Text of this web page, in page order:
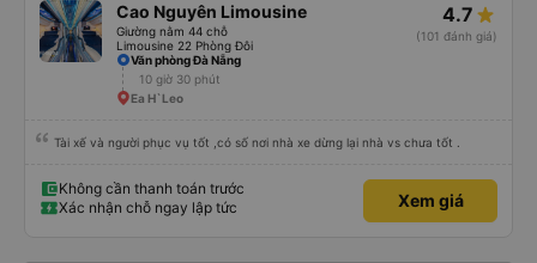
Cao Nguyên Limousine
Giường nằm 44 chỗ
Limousine 22 Phòng Đôi
4.7
(101 đánh giá)
Văn phòng Đà Nẵng
10 giờ 30 phút
Ea H`Leo
Tài xế và người phục vụ tốt ,có số nơi nhà xe dừng lại nhà vs chưa tốt .
Không cần thanh toán trước
Xác nhận chỗ ngay lập tức
Xem giá